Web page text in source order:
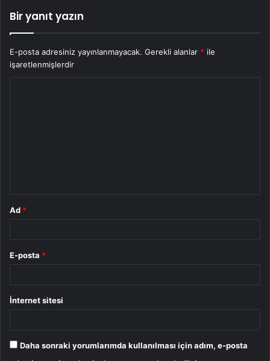
Bir yanıt yazın
E-posta adresiniz yayınlanmayacak. Gerekli alanlar * ile
işaretlenmişlerdir
Ad *
E-posta *
İnternet sitesi
Daha sonraki yorumlarımda kullanılması için adım, e-posta